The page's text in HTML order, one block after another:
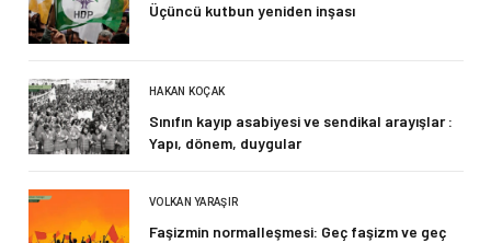
Üçüncü kutbun yeniden inşası
HAKAN KOÇAK
Sınıfın kayıp asabiyesi ve sendikal arayışlar :
Yapı, dönem, duygular
VOLKAN YARAŞIR
Faşizmin normalleşmesi: Geç faşizm ve geç